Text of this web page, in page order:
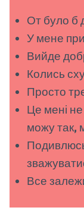
От було б
У мене
Вийде
Колись
Просто
Це мені
можу так,
Подивлюсь
Все